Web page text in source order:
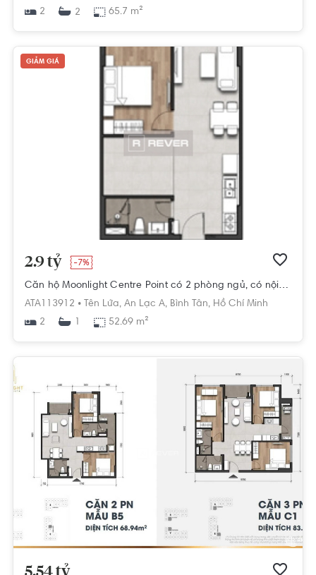
2
2 65.7 m²
GIẢM GIÁ
2.9 tỷ -7%
Căn hộ Moonlight Centre Point có 2 phòng ngủ, có nội thất cơ bản.
ATA113912 •
Tên Lửa, An Lạc A, Bình Tân, Hồ Chí Minh
2
1 52.69 m²